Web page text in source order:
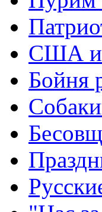
США и
Бойня